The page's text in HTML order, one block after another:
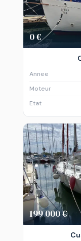
0 €
Annee
Moteur
Etat
199 000 €